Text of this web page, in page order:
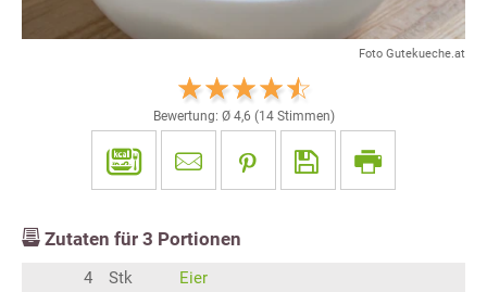
Foto Gutekueche.at
Bewertung: Ø 4,6 (14Stimmen)
Zutaten für 3 Portionen
4 Stk
Eier